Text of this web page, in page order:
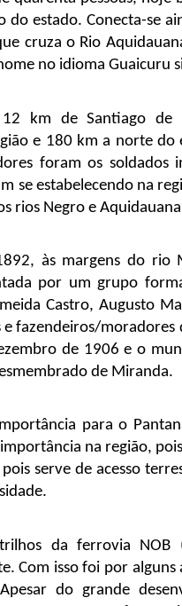
do estado. Conecta-se
cruza o Rio
no idioma Guaicuru
12 km de Santiago
e 180 km a norte
foram os
se estabelecendo na
rios Negro e
às margens do rio
por um grupo
Castro, Augusto
e fazendeiros/
de 1906 e o
de Miranda.
para o
na região,
serve de acesso
da ferrovia NOB
Com isso foi por
do grande